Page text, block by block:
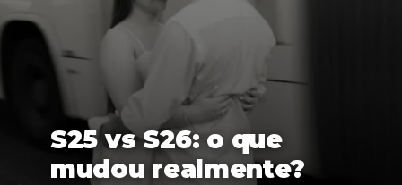
S25 vs S26: o que
mudou realmente?